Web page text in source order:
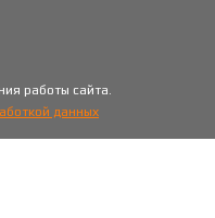
работы сайта.
данных